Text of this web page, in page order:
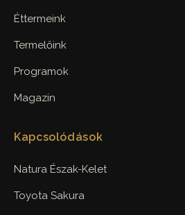
Éttermeink
Termelőink
Programok
Magazin
Kapcsolódások
Natura Észak-Kelet
Toyota Sakura